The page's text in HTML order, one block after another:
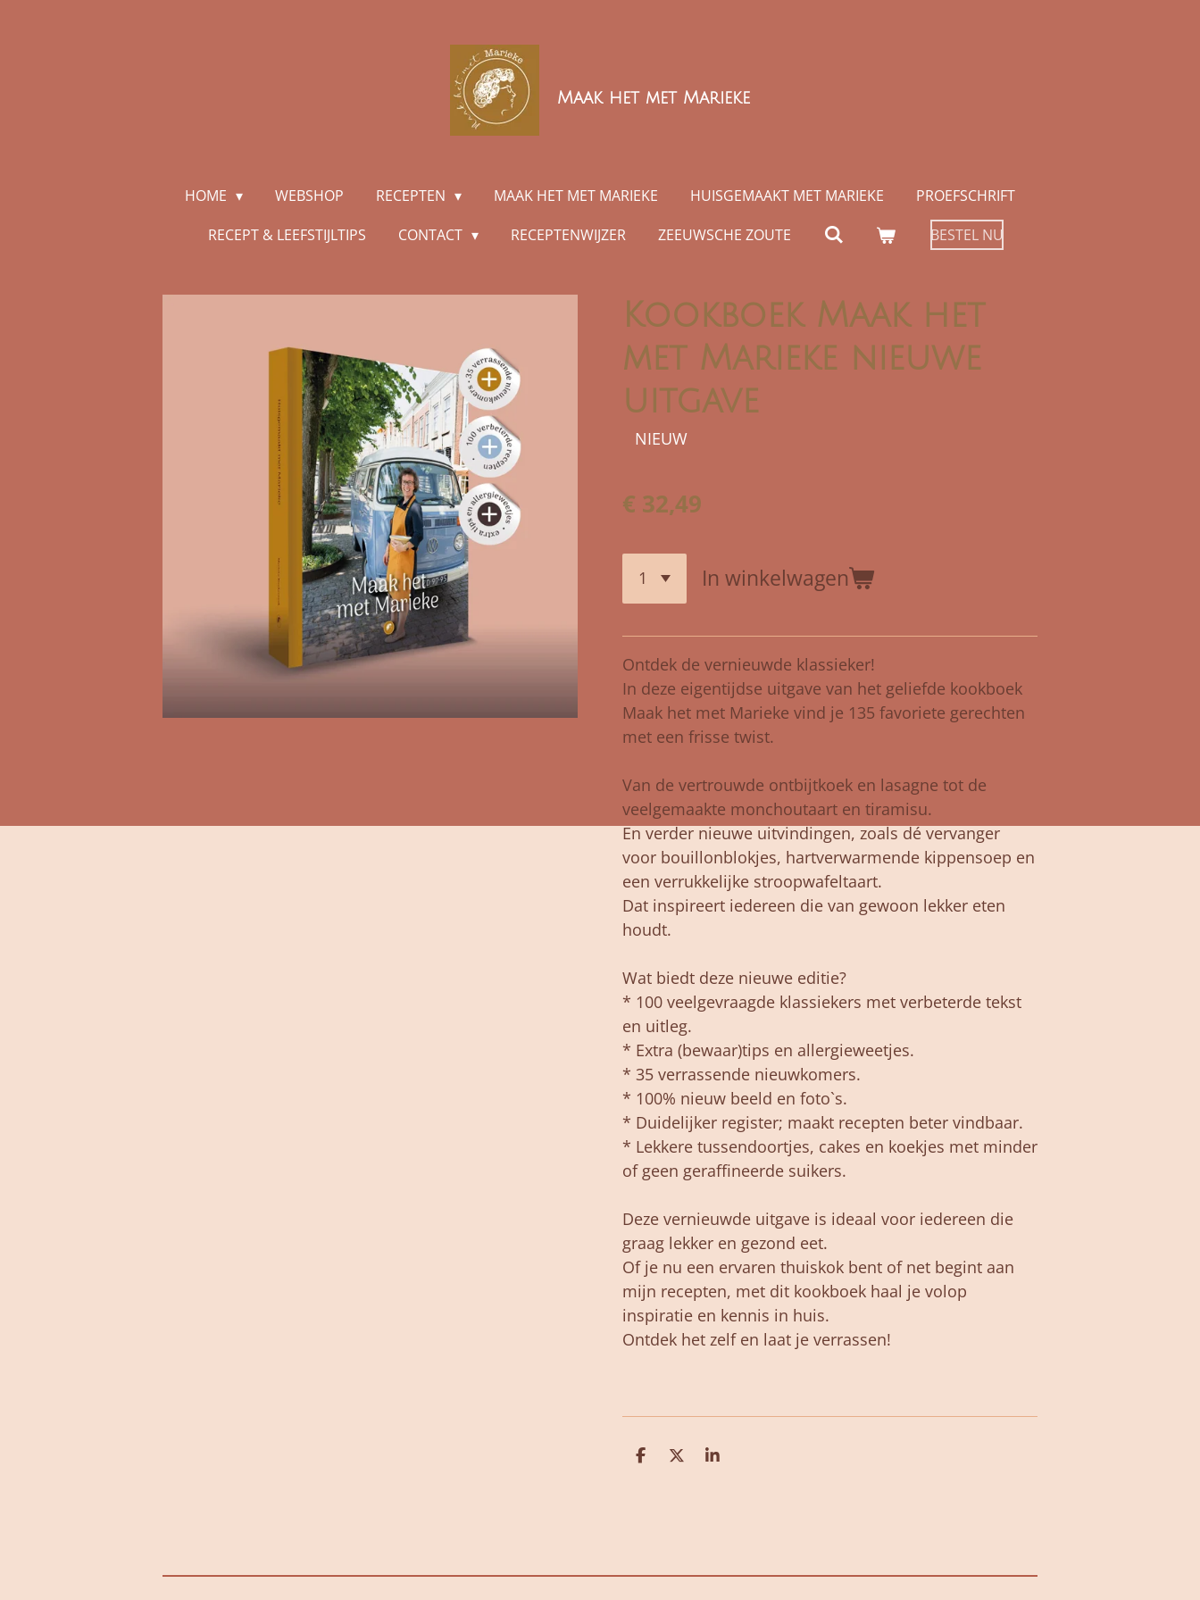
Maak het met Marieke
HOME WEBSHOP RECEPTEN MAAK HET MET MARIEKE HUISGEMAAKT MET MARIEKE
PROEFSCHRIFT
RECEPT & LEEFSTIJLTIPS
CONTACT RECEPTENWIJZER ZEEUWSCHE ZOUTE BESTEL NU
Kookboek Maak het
met Marieke nieuwe
uitgave
NIEUW
€ 32,49
In winkelwagen
Ontdek de vernieuwde klassieker!
In deze eigentijdse uitgave van het geliefde kookboek
Maak het met Marieke vind je 135 favoriete gerechten
met een frisse twist.
Van de vertrouwde ontbijtkoek en lasagne tot de
veelgemaakte monchoutaart en tiramisu.
En verder nieuwe uitvindingen, zoals dé vervanger
voor bouillonblokjes, hartverwarmende kippensoep en
een verrukkelijke stroopwafeltaart.
Dat inspireert iedereen die van gewoon lekker eten
houdt.
Wat biedt deze nieuwe editie?
* 100 veelgevraagde klassiekers met verbeterde tekst
en uitleg.
* Extra (bewaar)tips en allergieweetjes.
* 35 verrassende nieuwkomers.
* 100% nieuw beeld en foto`s.
* Duidelijker register; maakt recepten beter vindbaar.
* Lekkere tussendoortjes, cakes en koekjes met minder
of geen geraffineerde suikers.
Deze vernieuwde uitgave is ideaal voor iedereen die
graag lekker en gezond eet.
Of je nu een ervaren thuiskok bent of net begint aan
mijn recepten, met dit kookboek haal je volop
inspiratie en kennis in huis.
Ontdek het zelf en laat je verrassen!
D
D
S